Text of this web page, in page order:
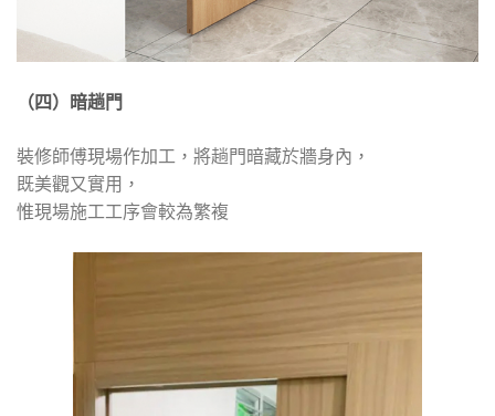
（四）暗趟門
裝修師傅現場作加工，將趟門暗藏於牆身內，
既美觀又實用，
惟現場施工工序會較為繁複